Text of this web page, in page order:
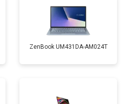
ZenBook UM431DA-AM024T